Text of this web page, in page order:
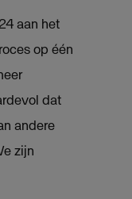
aan het
op één
dat
andere
zijn